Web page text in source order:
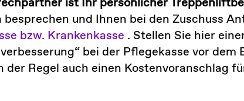
ist Ihr persönlicher
besprechen und Ihnen bei den Zuschuss
bzw. Krankenkasse . Stellen Sie hier
bei der Pflegekasse vor
der Regel auch einen Kostenvoranschlag